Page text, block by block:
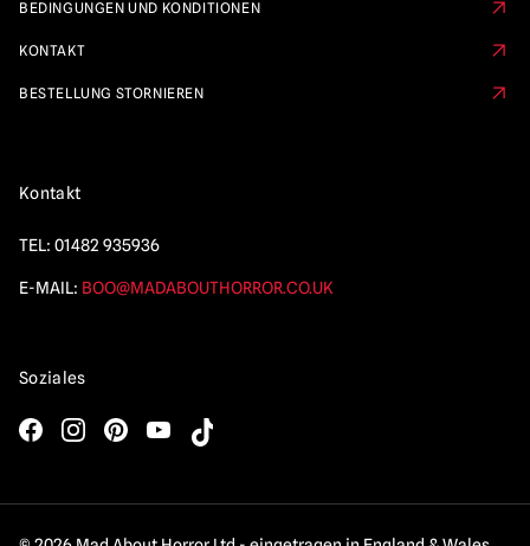
BEDINGUNGEN UND KONDITIONEN
KONTAKT
BESTELLUNG STORNIEREN
Kontakt
TEL: 01482 935936
E-MAIL: BOO@MADABOUTHORROR.CO.UK
Soziales